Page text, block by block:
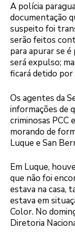
A polícia
documentação
suspeito foi
serão feitos
para apurar se
será expulso;
ficará detido por
Os agentes da
informações de
criminosas PCC
morando de
Luque e San
Em Luque,
que não foi
estava na casa,
estava em
Color. No
Diretoria